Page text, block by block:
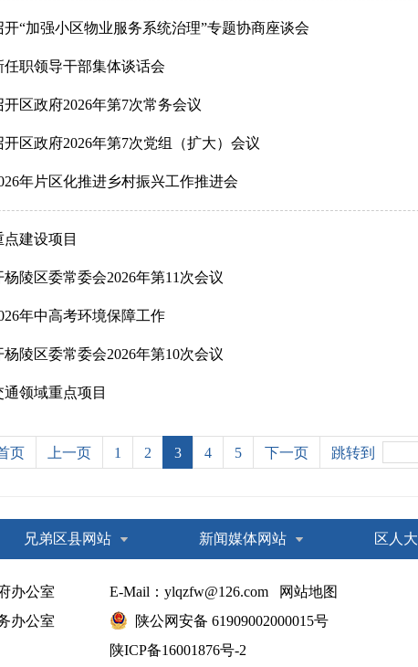
“加强小区物业服务系统治理”专题协商座谈会
职领导干部集体谈话会
区政府2026年第7次常务会议
区政府2026年第7次党组（扩大）会议
年片区化推进乡村振兴工作推进会
建设项目
陵区委常委会2026年第11次会议
年中高考环境保障工作
陵区委常委会2026年第10次会议
领域重点项目
页 上一页 1 2 3 4 5 下一页 跳转到
兄弟区县网站 新闻媒体网站 区人大
办公室
办公室
E-Mail：ylqzfw@126.com
网站地图
陕公网安备 61909002000015号
陕ICP备16001876号-2